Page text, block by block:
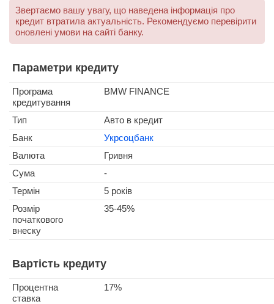
Звертаємо вашу увагу, що наведена інформація про
кредит втратила актуальність. Рекомендуємо перевірити
оновлені умови на сайті банку.
Параметри кредиту
Програма
кредитування
BMW FINANCE
Тип
Авто в кредит
Банк
Укрсоцбанк
Валюта
Гривня
Сума
-
Термін
5 років
Розмір
початкового
внеску
35-45%
Вартість кредиту
Процентна
ставка
17%